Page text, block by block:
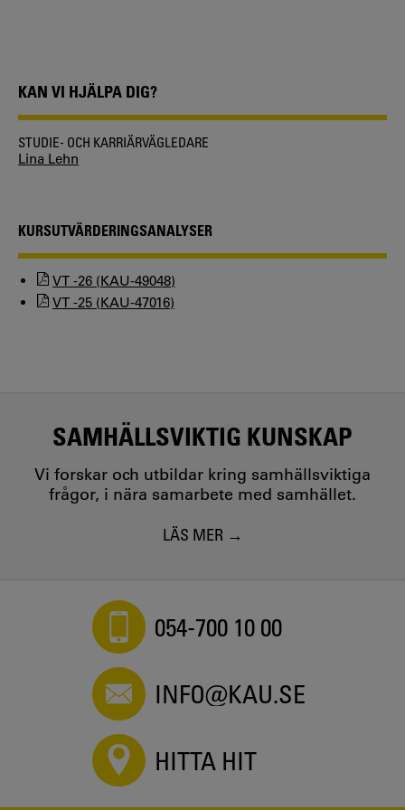
KAN VI HJÄLPA DIG?
STUDIE- OCH KARRIÄRVÄGLEDARE
Lina Lehn
KURSUTVÄRDERINGSANALYSER
VT -26 (KAU-49048)
VT -25 (KAU-47016)
SAMHÄLLSVIKTIG KUNSKAP
Vi forskar och utbildar kring samhällsviktiga
frågor, i nära samarbete med samhället.
LÄS MER
054-700 10 00
INFO@KAU.SE
HITTA HIT